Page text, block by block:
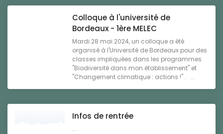
Colloque à l'université de
Bordeaux - 1ère MELEC
Mardi 28 mai 2024, un colloque a été
organisé à l'Université de Bordeaux pour des
classes impliquées dans les programmes
"Biodiversité dans mon établissement" et
"Changement climatique : actions !" . ...
Infos de rentrée
...